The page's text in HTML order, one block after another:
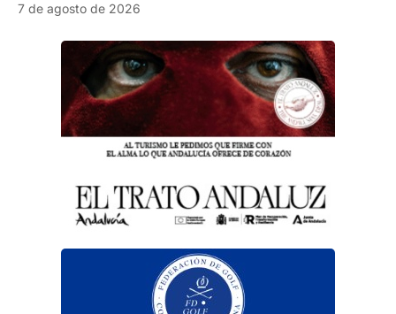
7 de agosto de 2026